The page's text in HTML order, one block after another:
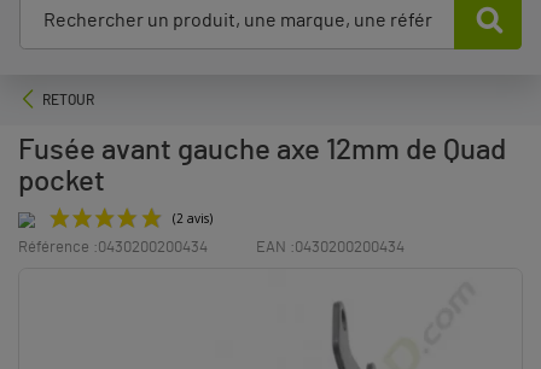
RETOUR
Fusée avant gauche axe 12mm de Quad
pocket
Référence :0430200200434 EAN :0430200200434